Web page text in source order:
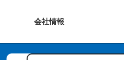
会社情報